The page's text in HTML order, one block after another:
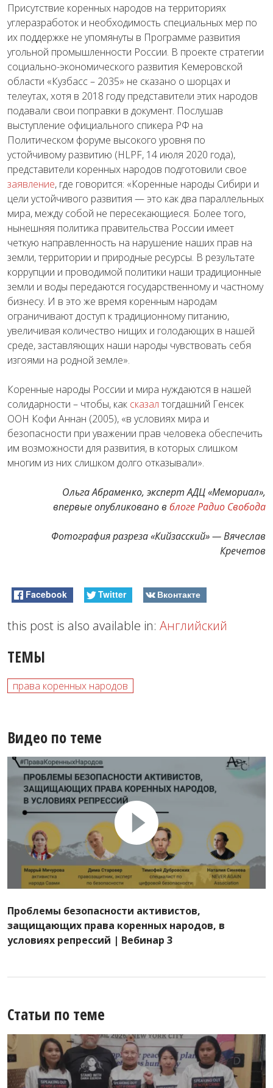
Присутствие коренных народов на территориях
углеразработок и необходимость специальных мер по
их поддержке не упомянуты в Программе развития
угольной промышленности России. В проекте стратегии
социально-экономического развития Кемеровской
области «Кузбасс – 2035» не сказано о шорцах и
телеутах, хотя в 2018 году представители этих народов
подавали свои поправки в документ. Послушав
выступление официального спикера РФ на
Политическом форуме высокого уровня по
устойчивому развитию (HLPF, 14 июля 2020 года),
представители коренных народов подготовили свое
заявление, где говорится: «Коренные народы Сибири и
цели устойчивого развития — это как два параллельных
мира, между собой не пересекающиеся. Более того,
нынешняя политика правительства России имеет
четкую направленность на нарушение наших прав на
земли, территории и природные ресурсы. В результате
коррупции и проводимой политики наши традиционные
земли и воды передаются государственному и частному
бизнесу. И в это же время коренным народам
ограничивают доступ к традиционному питанию,
увеличивая количество нищих и голодающих в нашей
среде, заставляющих наши народы чувствовать себя
изгоями на родной земле».
Коренные народы России и мира нуждаются в нашей
солидарности – чтобы, как сказал тогдашний Генсек
ООН Кофи Аннан (2005), «в условиях мира и
безопасности при уважении прав человека обеспечить
им возможности для развития, в которых слишком
многим из них слишком долго отказывали».
Ольга Абраменко, эксперт АДЦ «Мемориал»,
впервые опубликовано в блоге Радио Свобода
Фотография разреза «Кийзасский» — Вячеслав
Кречетов
Facebook Twitter Вконтакте
this post is also available in: Английский
ТЕМЫ
права коренных народов
Видео по теме
Проблемы безопасности активистов,
защищающих права коренных народов, в
условиях репрессий | Вебинар 3
Статьи по теме